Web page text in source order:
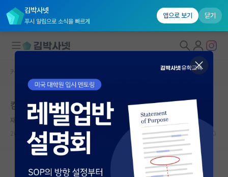
김박사넷
푸시 알림으로 소식을 빠르게
앱으로 보기 닫기
대학원생 모집
국내대학원 정보
연구실&오픈랩
커뮤니티
커뮤니티 홈
커뮤니티 홈
컴공 석사이고 개발자인데, 석사인게 부끄럽습니다
재빠른 게오르크 헤겔
2023.08.02 9 21852